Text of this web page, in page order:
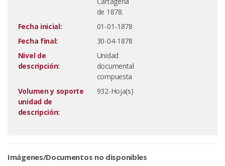
de 1878.
Fecha inicial:
01-01-1878
Fecha final:
30-04-1878
Nivel de
descripción:
Unidad
documental
compuesta
Volumen y soporte
unidad de
descripción:
932-Hoja(s)
Imágenes/Documentos no disponibles